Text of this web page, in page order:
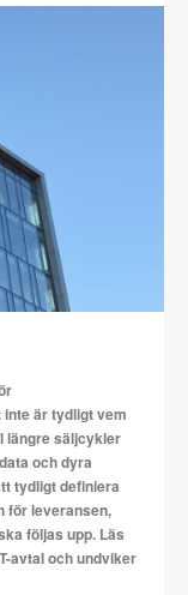
är tydligt vem
längre säljcykler
och dyra
tydligt definiera
för leveransen,
följas upp. Läs
avtal och undviker